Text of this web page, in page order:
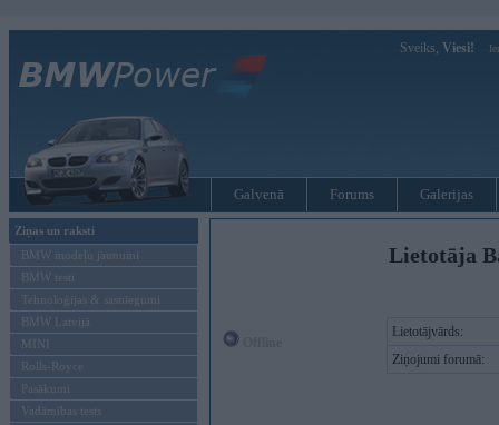
Sveiks, Viesi!
Galvenā Forums Galerijas
Ziņas un raksti
BMW modeļu jaunumi
BMW testi
Tehnoloģijas & sasniegumi
BMW Latvijā
MINI
Rolls-Royce
Pasākumi
Vadāmības tests
Lietotāja
Lietotājvārds:
Ziņojumi forumā: